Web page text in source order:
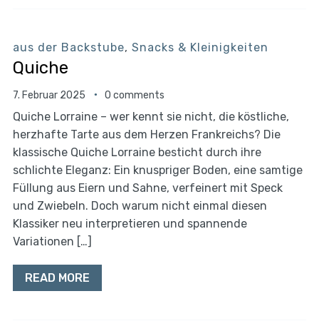
aus der Backstube, Snacks & Kleinigkeiten
Quiche
7. Februar 2025 0 comments
Quiche Lorraine – wer kennt sie nicht, die köstliche,
herzhafte Tarte aus dem Herzen Frankreichs? Die
klassische Quiche Lorraine besticht durch ihre
schlichte Eleganz: Ein knuspriger Boden, eine samtige
Füllung aus Eiern und Sahne, verfeinert mit Speck
und Zwiebeln. Doch warum nicht einmal diesen
Klassiker neu interpretieren und spannende
Variationen […]
READ MORE